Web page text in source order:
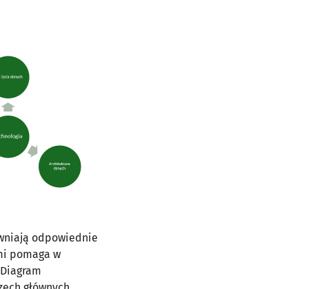
odpowiednie
pomaga w